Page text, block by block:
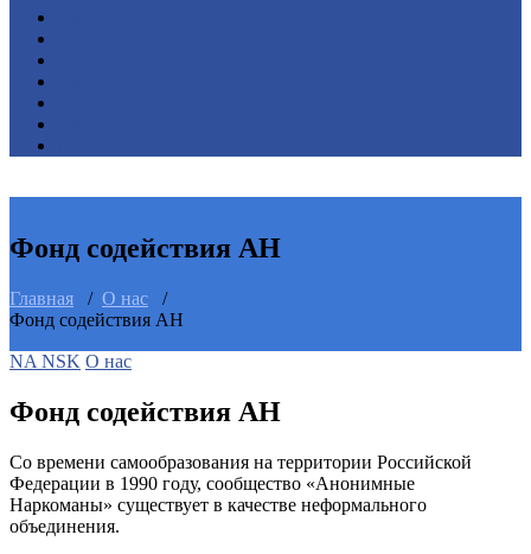
Фонд содействия АН
Главная / О нас /
Фонд содействия АН
NA NSK О нас
Фонд содействия АН
Со времени самообразования на территории Российской
Федерации в 1990 году, сообщество «Анонимные
Наркоманы» существует в качестве неформального
объединения.